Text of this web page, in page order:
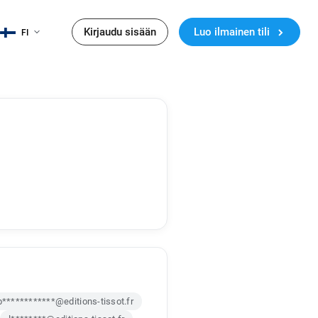
FI Kirjaudu sisään Luo ilmainen tili
tissot.fr